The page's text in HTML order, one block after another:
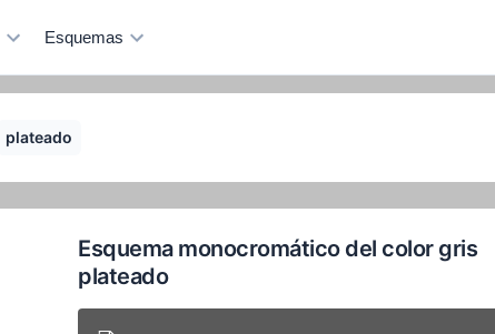
Esquemas
plateado
Esquema monocromático del color gris
plateado